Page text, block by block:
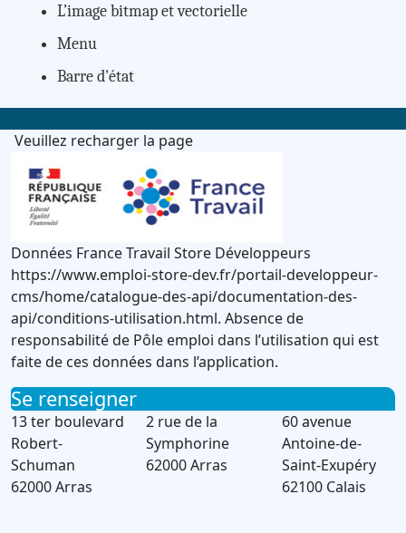
L’image bitmap et vectorielle
Menu
Barre d'état
Veuillez recharger la page
Données France Travail Store Développeurs
https://www.emploi-store-dev.fr/portail-developpeur-
cms/home/catalogue-des-api/documentation-des-
api/conditions-utilisation.html. Absence de
responsabilité de Pôle emploi dans l’utilisation qui est
faite de ces données dans l’application.
Se renseigner
13 ter boulevard
Robert-
Schuman
62000 Arras
2 rue de la
Symphorine
62000 Arras
60 avenue
Antoine-de-
Saint-Exupéry
62100 Calais